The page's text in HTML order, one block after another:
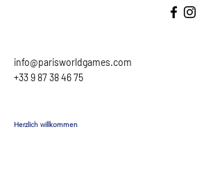
info@parisworldgames.com
+33 9 87 38 46 75
Herzlich willkommen